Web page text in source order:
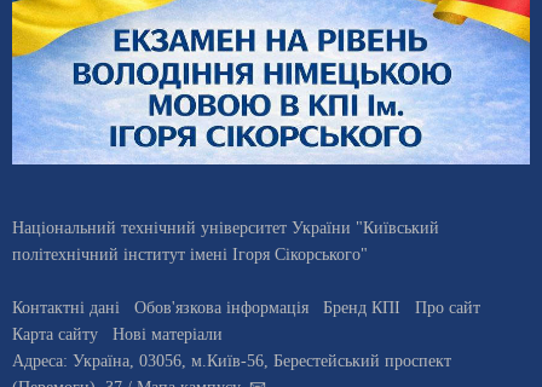
Національний технічний університет України "Київський
політехнічний інститут імені Ігоря Сікорського"
Контактні дані Обов'язкова інформація Бренд КПІ
Про сайт
Карта сайту
Нові матеріали
Адреса: Україна, 03056, м.Київ-56, Берестейський проспект